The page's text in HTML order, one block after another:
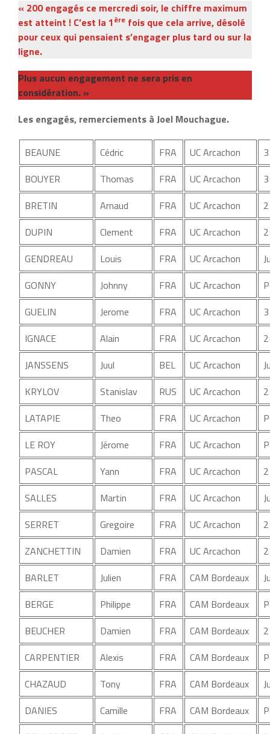
« 200 engagés ce mercredi soir, le chiffre maximum
est atteint ! C’est la 1ère fois que cela arrive, désolé
pour ceux qui pensaient s’engager plus tard ou sur la
ligne.
Plus aucun engagement ne sera pris en
considération. »
Les engagés, remerciements à Joel Mouchague.
BEAUNE Cédric FRA UC Arcachon
BOUYER
Thomas FRA UC Arcachon
BRETIN
Arnaud FRA UC Arcachon
DUPIN
Clement FRA UC Arcachon
GENDREAU
Louis FRA UC Arcachon
GONNY
Johnny FRA UC Arcachon
GUELIN
Jerome FRA UC Arcachon
IGNACE
Alain FRA UC Arcachon
JANSSENS
Juul BEL UC Arcachon
KRYLOV
Stanislav RUS UC Arcachon
LATAPIE
Theo FRA UC Arcachon
LE ROY
Jérome FRA UC Arcachon
PASCAL
Yann FRA UC Arcachon
SALLES
Martin FRA UC Arcachon
SERRET
Gregoire FRA UC Arcachon
ZANCHETTIN
Damien FRA UC Arcachon
BARLET
Julien FRA CAM Bordeaux
BERGE
Philippe FRA CAM Bordeaux
BEUCHER
Damien FRA CAM Bordeaux
CARPENTIER
Alexis FRA CAM Bordeaux
CHAZAUD
Tony FRA CAM Bordeaux
DANIES
Camille FRA CAM Bordeaux